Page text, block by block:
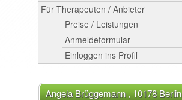
Für Therapeuten / Anbieter
Preise / Leistungen
Anmeldeformular
Einloggen ins Profil
Angela Brüggemann , 10178 Berlin